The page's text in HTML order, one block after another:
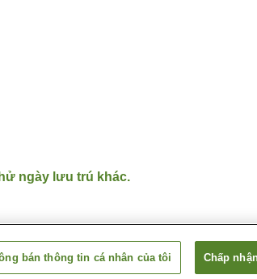
ngày lưu trú khác.
bán thông tin cá nhân của tôi Chấp